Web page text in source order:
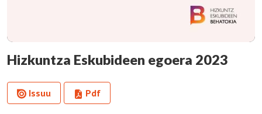
Hizkuntza Eskubideen egoera 2023
Issuu Pdf